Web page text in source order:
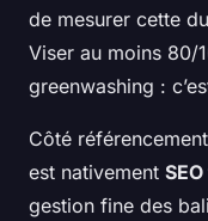
de mesurer cette
Viser au moins 80/
greenwashing :
Côté
est nativement
gestion fine des